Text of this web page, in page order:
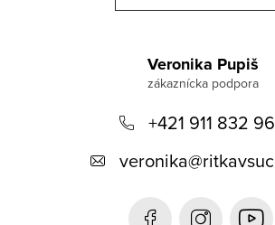
Veronika Pupiš
+421 911 832
veronika@